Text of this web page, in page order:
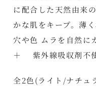
に配合した天然由来
かな肌をキープ。薄
穴や色 ムラを自然に
＋ 紫外線吸収剤不使
全2色(ライト/ナチ